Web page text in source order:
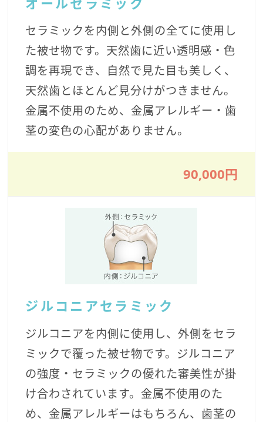
セラミックを内側と外側の全てに使用し
た被せ物です。天然歯に近い透明感・色
調を再現でき、自然で見た目も美しく、
天然歯とほとんど見分けがつきません。
金属不使用のため、金属アレルギー・歯
茎の変色の心配がありません。
90,000円
ジルコニアセラミック
ジルコニアを内側に使用し、外側をセラ
ミックで覆った被せ物です。ジルコニア
の強度・セラミックの優れた審美性が掛
け合わされています。金属不使用のた
め、金属アレルギーはもちろん、歯茎の